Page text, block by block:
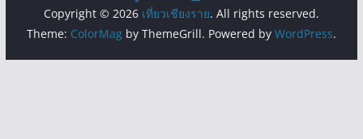
Copyright © 2026 เที่ยวเชียงราย. All rights reserved.
Theme: ColorMagby ThemeGrill. Powered by WordPress.